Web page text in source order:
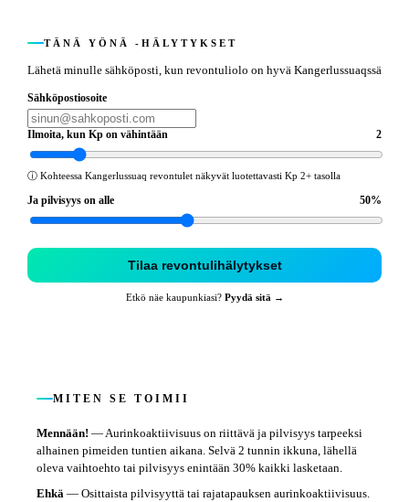
TÄNÄ YÖNÄ -HÄLYTYKSET
Lähetä minulle sähköposti, kun revontuliolo on hyvä Kangerlussuaqssä
Sähköpostiosoite
Ilmoita, kun Kp on vähintään 2
ⓘ Kohteessa Kangerlussuaq revontulet näkyvät luotettavasti Kp 2+ tasolla
Ja pilvisyys on alle 50%
Tilaa revontulihälytykset
Etkö näe kaupunkiasi? Pyydä sitä →
MITEN SE TOIMII
Mennään! —Aurinkoaktiivisuus on riittävä ja pilvisyys tarpeeksi
alhainen pimeiden tuntien aikana. Selvä 2 tunnin ikkuna, lähellä
oleva vaihtoehto tai pilvisyys enintään 30% kaikki lasketaan.
Ehkä — Osittaista pilvisyyttä tai rajatapauksen aurinkoaktiivisuus.